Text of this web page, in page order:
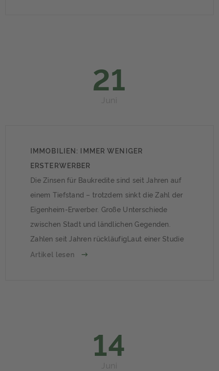
21
Juni
IMMOBILIEN: IMMER WENIGER
ERSTERWERBER
Die Zinsen für Baukredite sind seit Jahren auf
einem Tiefstand – trotzdem sinkt die Zahl der
Eigenheim-Erwerber. Große Unterschiede
zwischen Stadt und ländlichen Gegenden.
Zahlen seit Jahren rückläufigLaut einer Studie
des Instituts der deutschen Wirtschaft (IW)
Artikel lesen
14
Juni